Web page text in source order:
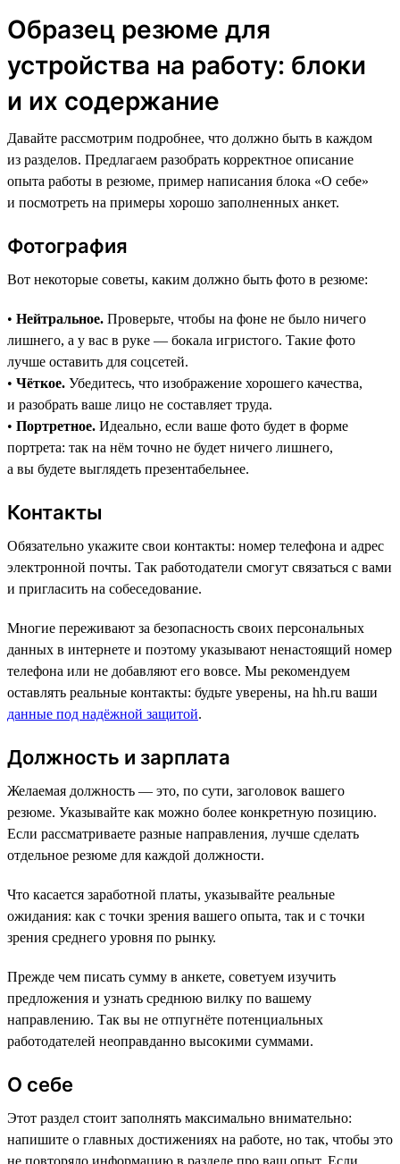
Образец резюме для
устройства на работу: блоки
и их содержание
Давайте рассмотрим подробнее, что должно быть в каждом
из разделов. Предлагаем разобрать корректное описание
опыта работы в резюме, пример написания блока «О себе»
и посмотреть на примеры хорошо заполненных анкет.
Фотография
Вот некоторые советы, каким должно быть фото в резюме:
• Нейтральное. Проверьте, чтобы на фоне не было ничего
лишнего, а у вас в руке — бокала игристого. Такие фото
лучше оставить для соцсетей.
• Чёткое. Убедитесь, что изображение хорошего качества,
и разобрать ваше лицо не составляет труда.
• Портретное. Идеально, если ваше фото будет в форме
портрета: так на нём точно не будет ничего лишнего,
а вы будете выглядеть презентабельнее.
Контакты
Обязательно укажите свои контакты: номер телефона и адрес
электронной почты. Так работодатели смогут связаться с вами
и пригласить на собеседование.
Многие переживают за безопасность своих персональных
данных в интернете и поэтому указывают ненастоящий номер
телефона или не добавляют его вовсе. Мы рекомендуем
оставлять реальные контакты: будьте уверены, на hh.ru ваши
данные под надёжной защитой.
Должность и зарплата
Желаемая должность — это, по сути, заголовок вашего
резюме. Указывайте как можно более конкретную позицию.
Если рассматриваете разные направления, лучше сделать
отдельное резюме для каждой должности.
Что касается заработной платы, указывайте реальные
ожидания: как с точки зрения вашего опыта, так и с точки
зрения среднего уровня по рынку.
Прежде чем писать сумму в анкете, советуем изучить
предложения и узнать среднюю вилку по вашему
направлению. Так вы не отпугнёте потенциальных
работодателей неоправданно высокими суммами.
О себе
Этот раздел стоит заполнять максимально внимательно:
напишите о главных достижениях на работе, но так, чтобы это
не повторяло информацию в разделе про ваш опыт. Если